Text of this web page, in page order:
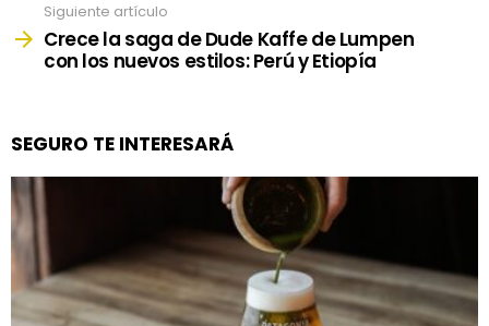
Siguiente artículo
Crece la saga de Dude Kaffe de Lumpen
con los nuevos estilos: Perú y Etiopía
SEGURO TE INTERESARÁ